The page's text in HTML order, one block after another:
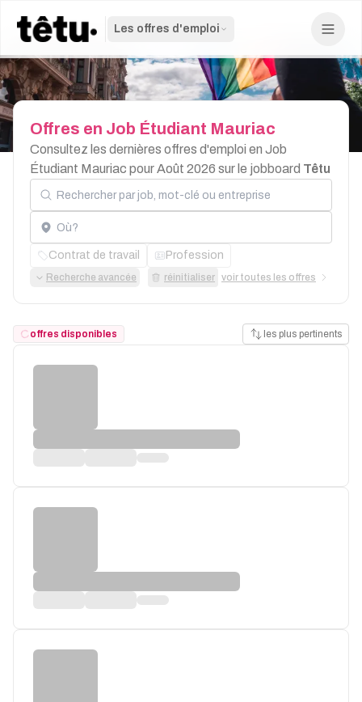
Les offres d'emploi
Offres en Job Étudiant Mauriac
Consultez les dernières offres d'emploi en Job
Étudiant Mauriac pour Août 2026 sur le jobboard Têtu
Rechercher par job, mot-clé ou entreprise
Localisation
Contrat de travail Profession
Recherche avancée réinitialiser voir toutes les offres
offres disponibles les plus pertinents